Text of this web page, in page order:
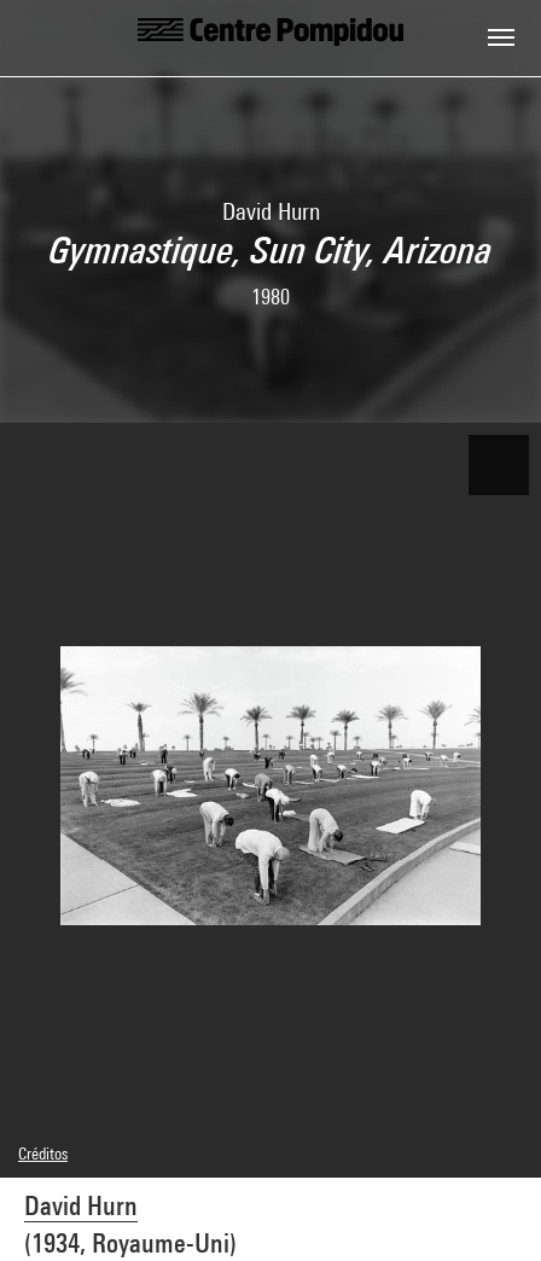
Skip to main content
Centre Pompidou
David Hurn
Gymnastique, Sun City, Arizona
1980
David Hurn
(1934, Royaume-Uni)
Créditos
© David Hurn / Magnum Photos
Créditos fotográficos : Centre Pompidou, MNAM-CCI/Bertrand Prévost/Dist.
GrandPalaisRmn
Referencia de la imagen : 4N59208